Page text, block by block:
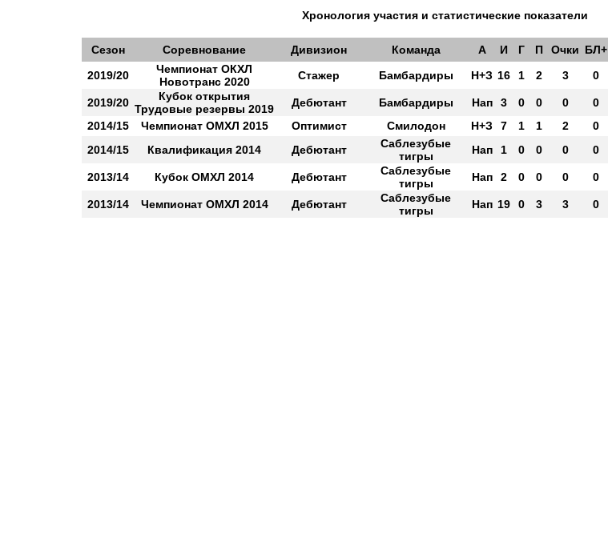
Хронология участия и статистические показатели
Сезон Соревнование Дивизион Команда А И Г П Очки БЛ+
2019/20
Чемпионат ОКХЛ
Новотранс 2020
Стажер Бамбардиры Н+З 16 1 2 3 0
2019/20
Кубок открытия
Трудовые резервы 2019
Дебютант Бамбардиры Нап 3 0 0 0 0
2014/15
Чемпионат ОМХЛ 2015 Оптимист Смилодон Н+З 7 1 1 2 0
2014/15
Квалификация 2014 Дебютант
Саблезубые
тигры
Нап 1 0 0 0 0
2013/14 Кубок ОМХЛ 2014 Дебютант
Саблезубые
тигры
Нап 2 0 0 0 0
2013/14 Чемпионат ОМХЛ 2014 Дебютант
Саблезубые
тигры
Нап 19 0 3 3 0